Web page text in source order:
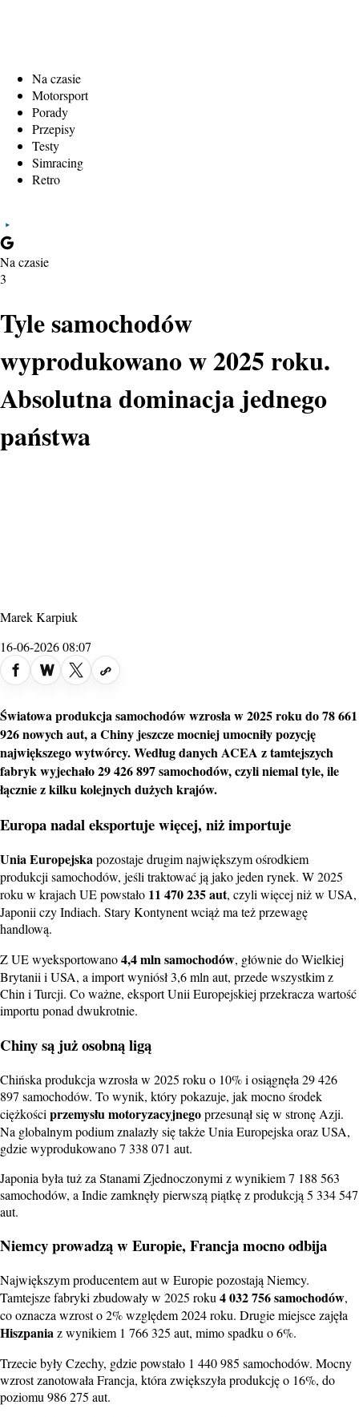
Na czasie
Motorsport
Porady
Przepisy
Testy
Simracing
Retro
Na czasie
3
Tyle samochodów
wyprodukowano w 2025 roku.
Absolutna dominacja jednego
państwa
Marek Karpiuk
16-06-2026 08:07
fot. Skoda
Światowaprodukcja samochodówwzrosła w 2025 roku do 78 661
926 nowych aut, a Chiny jeszcze mocniej umocniły pozycję
największego wytwórcy. Według danych ACEA z tamtejszych
fabryk wyjechało 29 426 897 samochodów, czyli niemal tyle, ile
łącznie z kilku kolejnych dużych krajów.
Europa nadal eksportuje więcej, niż importuje
Unia Europejskapozostaje drugim największym ośrodkiem
produkcji samochodów, jeśli traktować ją jako jeden rynek. W 2025
roku w krajach UE powstało 11 470 235 aut, czyli więcej niż w USA,
Japonii czy Indiach. Stary Kontynent wciąż ma też przewagę
handlową.
Z UE wyeksportowano4,4 mln samochodów, głównie do Wielkiej
Brytanii i USA, a import wyniósł 3,6 mln aut, przede wszystkim z
Chin i Turcji. Co ważne, eksport Unii Europejskiej przekracza wartość
importu ponad dwukrotnie.
Chiny są już osobną ligą
Chińska produkcja wzrosła w 2025 roku o 10% i osiągnęła 29 426
897 samochodów. To wynik, który pokazuje, jak mocno środek
ciężkości przemysłu motoryzacyjnegoprzesunął się w stronę Azji.
Na globalnym podium znalazły się także Unia Europejska oraz USA,
gdzie wyprodukowano 7 338 071 aut.
Japonia była tuż za Stanami Zjednoczonymi z wynikiem 7 188 563
samochodów, a Indie zamknęły pierwszą piątkę z produkcją 5 334 547
aut.
Niemcy prowadzą w Europie, Francja mocno odbija
Największym producentem aut w Europie pozostają Niemcy.
Tamtejsze fabryki zbudowały w 2025 roku 4 032 756 samochodów,
co oznacza wzrost o 2% względem 2024 roku. Drugie miejsce zajęła
Hiszpaniaz wynikiem 1 766 325 aut, mimo spadku o 6%.
Trzecie były Czechy, gdzie powstało 1 440 985 samochodów. Mocny
wzrost zanotowała Francja, która zwiększyła produkcję o 16%, do
poziomu 986 275 aut.